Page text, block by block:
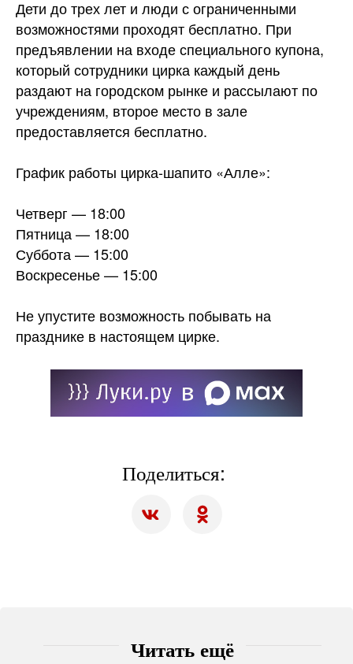
Дети до трех лет и люди с ограниченными
возможностями проходят бесплатно. При
предъявлении на входе специального купона,
который сотрудники цирка каждый день
раздают на городском рынке и рассылают по
учреждениям, второе место в зале
предоставляется бесплатно.
График работы цирка-шапито «Алле»:
Четверг — 18:00
Пятница — 18:00
Суббота — 15:00
Воскресенье — 15:00
Не упустите возможность побывать на
празднике в настоящем цирке.
Поделиться:
Читать ещё